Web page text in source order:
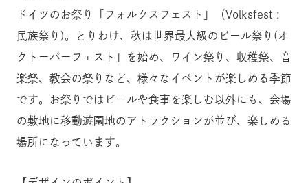
ドイツのお祭り「フォルクスフェスト」（Volksfest :
民族祭り)。とりわけ、秋は世界最大級のビール祭り(オ
クトーバーフェスト」を始め、ワイン祭り、収穫祭、音
楽祭、教会の祭りなど、様々なイベントが楽しめる季節
です。お祭りではビールや食事を楽しむ以外にも、会場
の敷地に移動遊園地のアトラクションが並び、楽しめる
場所になっています。